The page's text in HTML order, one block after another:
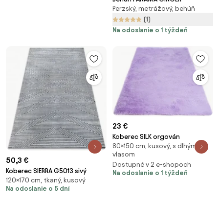
Perzský, metrážový, behúň
(1)
Na odoslanie o 1 týždeň
50,3 €
Koberec SIERRA G5013 sivý
120×170 cm, tkaný, kusový
Na odoslanie o 5 dní
23 €
Koberec SILK orgován
80×150 cm, kusový, s dlhým
vlasom
Dostupné v 2 e-shopoch
Na odoslanie o 1 týždeň